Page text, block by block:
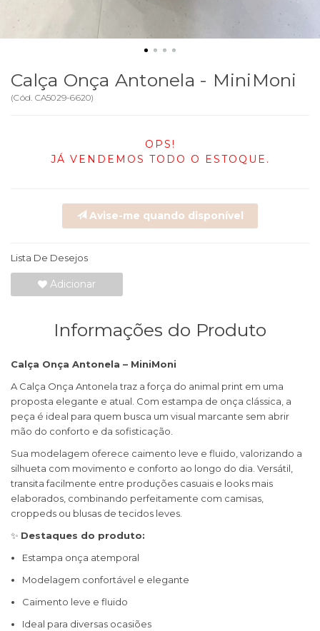
Calça Onça Antonela - MiniMoni
(Cód. CA5029-6620)
OPS!
JÁ VENDEMOS TODO O ESTOQUE.
Avise-me quando disponível
Lista De Desejos
Adicionar
Informações do Produto
Calça Onça Antonela – MiniMoni
A Calça Onça Antonela traz a força do animal print em uma
proposta elegante e atual. Com estampa de onça clássica, a
peça é ideal para quem busca um visual marcante sem abrir
mão do conforto e da sofisticação.
Sua modelagem oferece caimento leve e fluido, valorizando a
silhueta com movimento e conforto ao longo do dia. Versátil,
transita facilmente entre produções casuais e looks mais
elaborados, combinando perfeitamente com camisas,
croppeds ou blusas de tecidos leves.
✨ Destaques do produto:
Estampa onça atemporal
Modelagem confortável e elegante
Caimento leve e fluido
Ideal para diversas ocasiões